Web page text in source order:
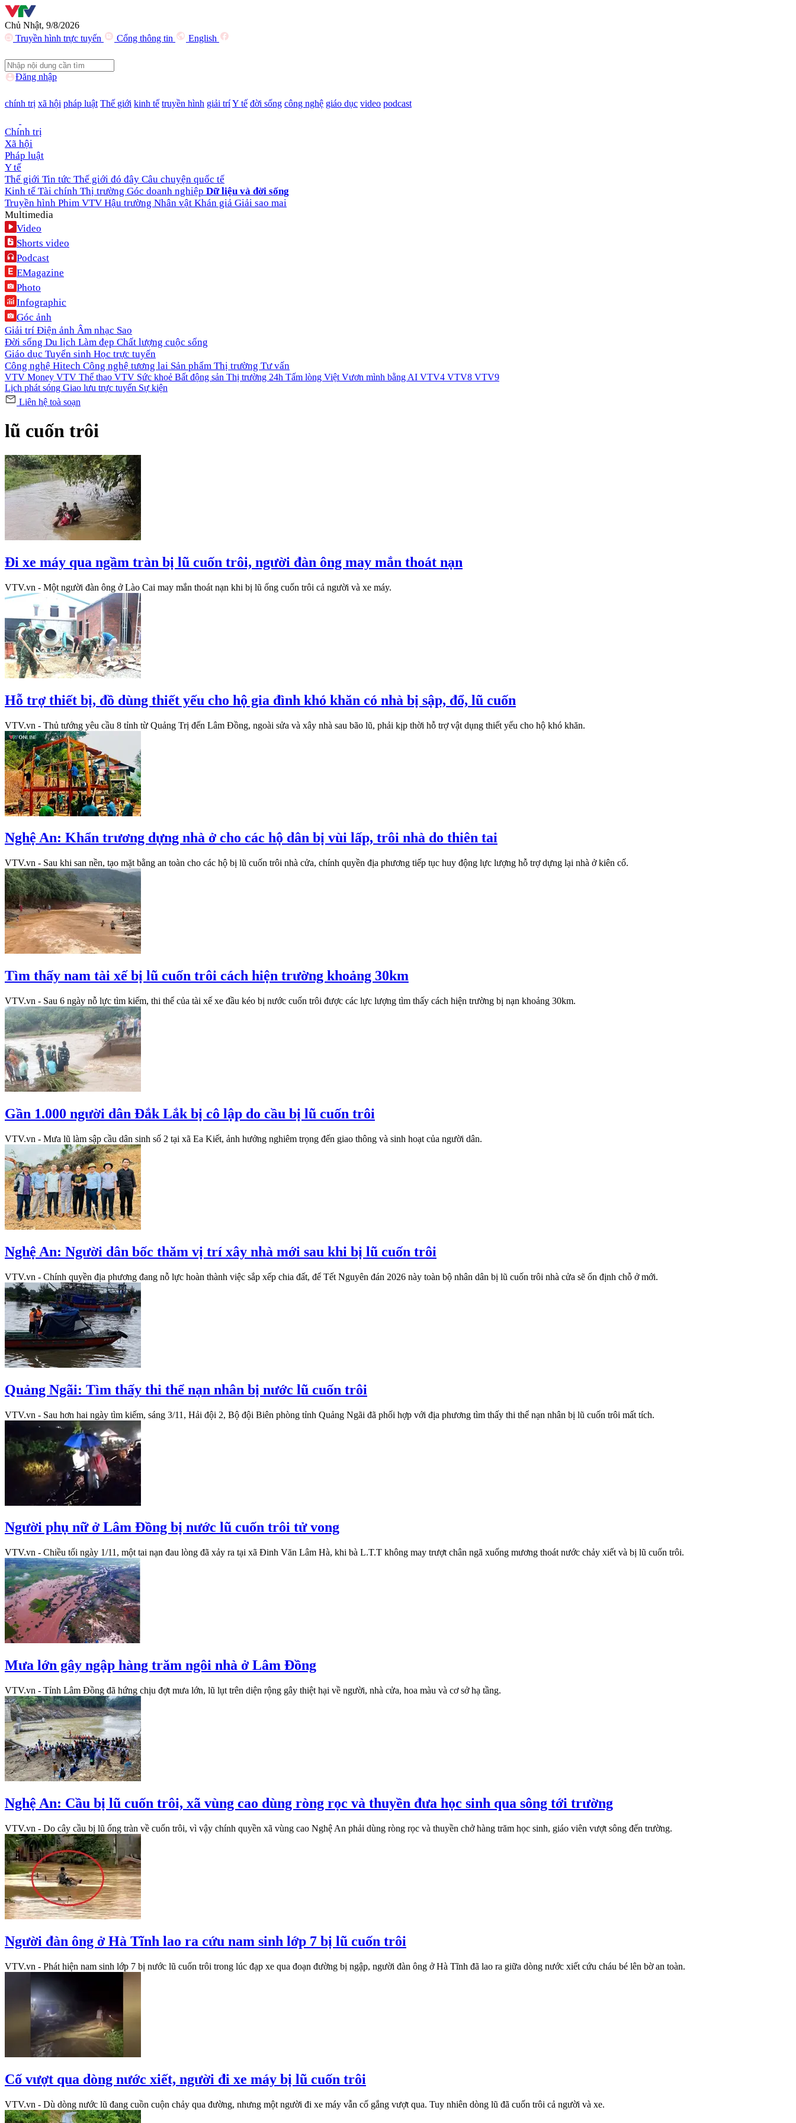
Chủ Nhật, 9/8/2026
Truyền hình trực tuyến
Cổng thông tin English
Đăng nhập
chính trị xã hội pháp luật Thế giới kinh tế truyền hình giải tríY tế đời sống công nghệ giáo dục video podcast
Chính trị
Xã hội
Pháp luật
Y tế
Thế giới Tin tức Thế giới đó đây Câu chuyện quốc tế
Kinh tế Tài chính Thị trường Góc doanh nghiệp Dữ liệu và đời sống
Truyền hình Phim VTV Hậu trường Nhân vật Khán giả Giải sao mai
Multimedia
Video
Shorts video
Podcast
EMagazine
Photo
Infographic
Góc ảnh
Giải trí Điện ảnh Âm nhạc Sao
Đời sống Du lịch Làm đẹp Chất lượng cuộc sống
Giáo dục Tuyển sinh Học trực tuyến
Công nghệ Hitech Công nghệ tương lai Sản phẩm Thị trường Tư vấn
VTV Money VTV Thể thao VTV Sức khoẻ Bất động sản Thị trường 24h Tấm lòng Việt Vươn mình bằng AI VTV4 VTV8 VTV9
Lịch phát sóng Giao lưu trực tuyến Sự kiện
Liên hệ toà soạn
lũ cuốn trôi
Đi xe máy qua ngầm tràn bị lũ cuốn trôi, người đàn ông may mắn thoát nạn
VTV.vn - Một người đàn ông ở Lào Cai may mắn thoát nạn khi bị lũ ống cuốn trôi cả người và xe máy.
Hỗ trợ thiết bị, đồ dùng thiết yếu cho hộ gia đình khó khăn có nhà bị sập, đổ, lũ cuốn
VTV.vn - Thủ tướng yêu cầu 8 tỉnh từ Quảng Trị đến Lâm Đồng, ngoài sửa và xây nhà sau bão lũ, phải kịp thời hỗ trợ vật dụng thiết yếu cho hộ khó khăn.
Nghệ An: Khẩn trương dựng nhà ở cho các hộ dân bị vùi lấp, trôi nhà do thiên tai
VTV.vn - Sau khi san nền, tạo mặt bằng an toàn cho các hộ bị lũ cuốn trôi nhà cửa, chính quyền địa phương tiếp tục huy động lực lượng hỗ trợ dựng lại nhà ở kiên cố.
Tìm thấy nam tài xế bị lũ cuốn trôi cách hiện trường khoảng 30km
VTV.vn - Sau 6 ngày nỗ lực tìm kiếm, thi thể của tài xế xe đầu kéo bị nước cuốn trôi được các lực lượng tìm thấy cách hiện trường bị nạn khoảng 30km.
Gần 1.000 người dân Đắk Lắk bị cô lập do cầu bị lũ cuốn trôi
VTV.vn - Mưa lũ làm sập cầu dân sinh số 2 tại xã Ea Kiết, ảnh hưởng nghiêm trọng đến giao thông và sinh hoạt của người dân.
Nghệ An: Người dân bốc thăm vị trí xây nhà mới sau khi bị lũ cuốn trôi
VTV.vn - Chính quyền địa phương đang nỗ lực hoàn thành việc sắp xếp chia đất, để Tết Nguyên đán 2026 này toàn bộ nhân dân bị lũ cuốn trôi nhà cửa sẽ ổn định chỗ ở mới.
Quảng Ngãi: Tìm thấy thi thể nạn nhân bị nước lũ cuốn trôi
VTV.vn - Sau hơn hai ngày tìm kiếm, sáng 3/11, Hải đội 2, Bộ đội Biên phòng tỉnh Quảng Ngãi đã phối hợp với địa phương tìm thấy thi thể nạn nhân bị lũ cuốn trôi mất tích.
Người phụ nữ ở Lâm Đồng bị nước lũ cuốn trôi tử vong
VTV.vn - Chiều tối ngày 1/11, một tai nạn đau lòng đã xảy ra tại xã Đinh Văn Lâm Hà, khi bà L.T.T không may trượt chân ngã xuống mương thoát nước chảy xiết và bị lũ cuốn trôi.
Mưa lớn gây ngập hàng trăm ngôi nhà ở Lâm Đồng
VTV.vn - Tỉnh Lâm Đồng đã hứng chịu đợt mưa lớn, lũ lụt trên diện rộng gây thiệt hại về người, nhà cửa, hoa màu và cơ sở hạ tầng.
Nghệ An: Cầu bị lũ cuốn trôi, xã vùng cao dùng ròng rọc và thuyền đưa học sinh qua sông tới trường
VTV.vn - Do cây cầu bị lũ ống tràn về cuốn trôi, vì vậy chính quyền xã vùng cao Nghệ An phải dùng ròng rọc và thuyền chở hàng trăm học sinh, giáo viên vượt sông đến trường.
Người đàn ông ở Hà Tĩnh lao ra cứu nam sinh lớp 7 bị lũ cuốn trôi
VTV.vn - Phát hiện nam sinh lớp 7 bị nước lũ cuốn trôi trong lúc đạp xe qua đoạn đường bị ngập, người đàn ông ở Hà Tĩnh đã lao ra giữa dòng nước xiết cứu cháu bé lên bờ an toàn.
Cố vượt qua dòng nước xiết, người đi xe máy bị lũ cuốn trôi
VTV.vn - Dù dòng nước lũ đang cuồn cuộn chảy qua đường, nhưng một người đi xe máy vẫn cố gắng vượt qua. Tuy nhiên dòng lũ đã cuốn trôi cả người và xe.